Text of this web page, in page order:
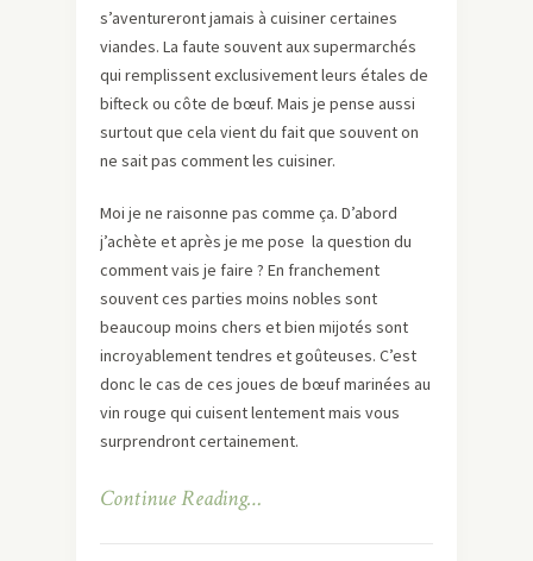
s’aventureront jamais à cuisiner certaines
viandes. La faute souvent aux supermarchés
qui remplissent exclusivement leurs étales de
bifteck ou côte de bœuf. Mais je pense aussi
surtout que cela vient du fait que souvent on
ne sait pas comment les cuisiner.
Moi je ne raisonne pas comme ça. D’abord
j’achète et après je me pose la question du
comment vais je faire ? En franchement
souvent ces parties moins nobles sont
beaucoup moins chers et bien mijotés sont
incroyablement tendres et goûteuses. C’est
donc le cas de ces joues de bœuf marinées au
vin rouge qui cuisent lentement mais vous
surprendront certainement.
Continue Reading…